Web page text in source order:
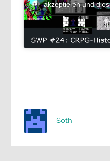
akzeptieren und
Sothi